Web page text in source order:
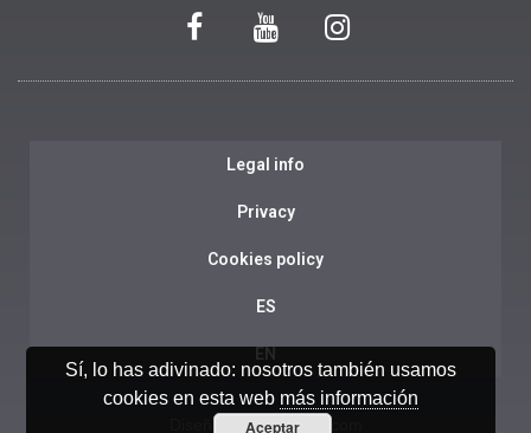
Legal info
Privacy
Cookies policy
ES
EN
Diseño web:Ensalza.com
Sí, lo has adivinado: nosotros también usamos
cookies en esta web más información
Aceptar